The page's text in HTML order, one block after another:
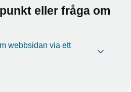
eller fråga om
webbsidan via ett